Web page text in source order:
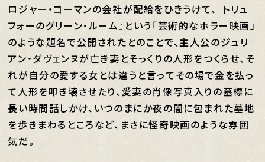
ロジャー・コーマンの会社が配給をひきうけて、『トリュ
フォーのグリーン・ルーム』という「芸術的なホラー映画」
のような題名で公開されたとのことで、主人公のジュリ
アン・ダヴェンヌが亡き妻とそっくりの人形をつくらせ、そ
れが自分の愛する女とは違うと言ってその場で金を払っ
て人形を叩き壊させたり、愛妻の肖像写真入りの墓標に
長い時間話しかけ、いつのまにか夜の闇に包まれた墓地
を歩きまわるところなど、まさに怪奇映画のような雰囲
気だ。